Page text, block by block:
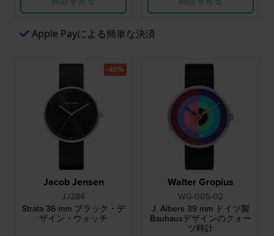
Apple Payによる簡単な決済
Jacob Jensen
JJ284
Strata 36 mm ブラック・デ
ザイン・ウォッチ
-40%
Walter Gropius
WG-005-02
J. Albers 39 mm ドイツ製
Bauhausデザインのクォー
ツ時計